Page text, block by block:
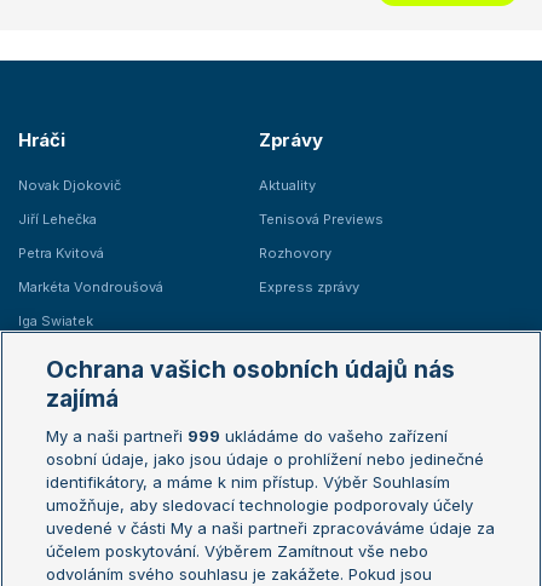
Hráči
Novak Djokovič
Jiří Lehečka
Petra Kvitová
Markéta Vondroušová
Iga Swiatek
Zprávy
Aktuality
Tenisová Previews
Rozhovory
Express zprávy
Žebříčky
Žebříček ATP (muži)
Žebříček WTA (ženy)
Sázkařský žebříček
Australian Open
French Open
Wimbledon
US Open
Turnaj mistrů
Ochrana vašich osobních údajů nás
zajímá
My a naši partneři 999 ukládáme do vašeho zařízení
osobní údaje, jako jsou údaje o prohlížení nebo jedinečné
identifikátory, a máme k nim přístup. Výběr Souhlasím
umožňuje, aby sledovací technologie podporovaly účely
uvedené v části My a naši partneři zpracováváme údaje za
účelem poskytování. Výběrem Zamítnout vše nebo
odvoláním svého souhlasu je zakážete. Pokud jsou